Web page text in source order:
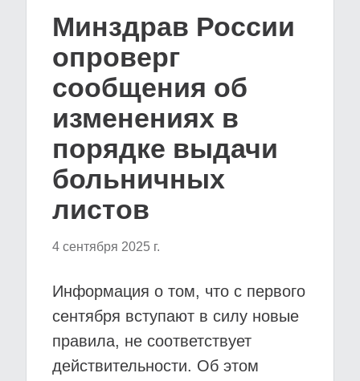
Минздрав России
опроверг
сообщения об
изменениях в
порядке выдачи
больничных
листов
4 сентября 2025 г.
Информация о том, что с первого
сентября вступают в силу новые
правила, не соответствует
действительности. Об этом